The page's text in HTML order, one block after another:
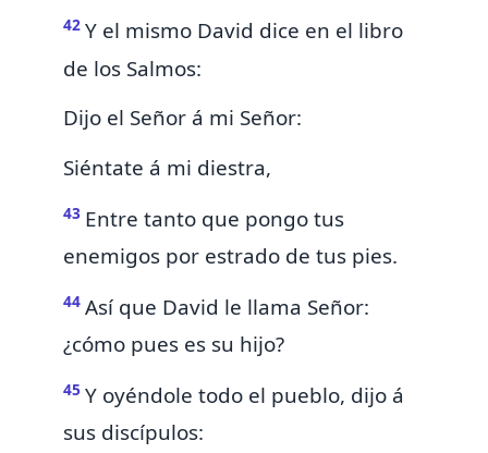
42 Y el mismo David dice en el libro
de los Salmos:
Dijo el Señor á mi Señor:
Siéntate á mi diestra,
43 Entre tanto que pongo tus
enemigos por estrado de tus pies.
44 Así que David le llama Señor:
¿cómo pues es su hijo?
45 Y oyéndole todo el pueblo, dijo á
sus discípulos: